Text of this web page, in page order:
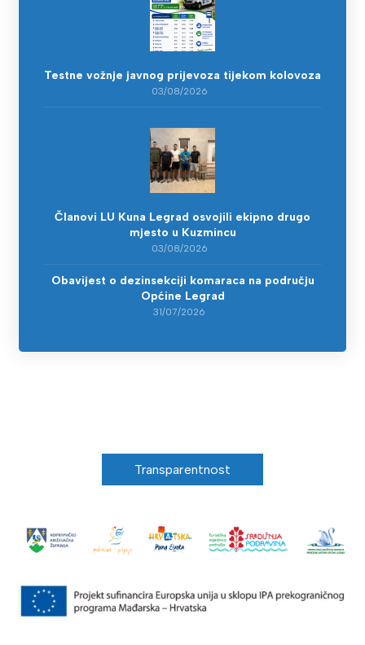
Testne vožnje javnog prijevoza tijekom kolovoza
03/08/2026
Članovi LU Kuna Legrad osvojili ekipno drugo
mjesto u Kuzmincu
03/08/2026
Obavijest o dezinsekciji komaraca na području
Općine Legrad
31/07/2026
Transparentnost